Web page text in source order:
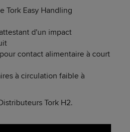
Tork Easy Handling
d'un impact
contact alimentaire à court
à circulation faible à
Tork H2.